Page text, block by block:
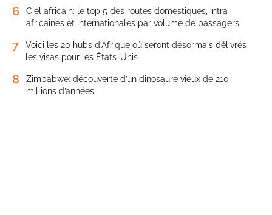
6
Ciel africain: le top 5 des routes domestiques, intra-
africaines et internationales par volume de passagers
7
Voici les 20 hubs d’Afrique où seront désormais délivrés
les visas pour les États-Unis
8
Zimbabwe: découverte d’un dinosaure vieux de 210
millions d’années